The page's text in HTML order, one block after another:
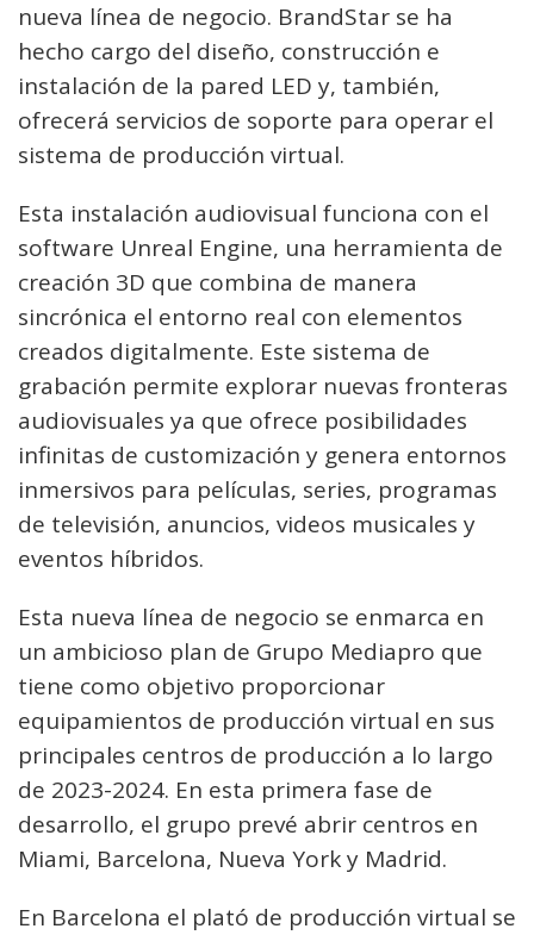
nueva línea de negocio. BrandStar se ha
hecho cargo del diseño, construcción e
instalación de la pared LED y, también,
ofrecerá servicios de soporte para operar el
sistema de producción virtual.
Esta instalación audiovisual funciona con el
software Unreal Engine, una herramienta de
creación 3D que combina de manera
sincrónica el entorno real con elementos
creados digitalmente. Este sistema de
grabación permite explorar nuevas fronteras
audiovisuales ya que ofrece posibilidades
infinitas de customización y genera entornos
inmersivos para películas, series, programas
de televisión, anuncios, videos musicales y
eventos híbridos.
Esta nueva línea de negocio se enmarca en
un ambicioso plan de Grupo Mediapro que
tiene como objetivo proporcionar
equipamientos de producción virtual en sus
principales centros de producción a lo largo
de 2023-2024. En esta primera fase de
desarrollo, el grupo prevé abrir centros en
Miami, Barcelona, Nueva York y Madrid.
En Barcelona el plató de producción virtual se